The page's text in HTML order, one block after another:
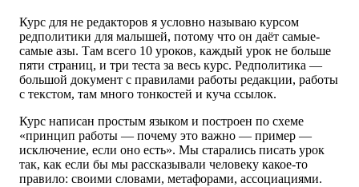
Курс для не редакторов я условно называю курсом
редполитики для малышей, потому что он даёт самые-
самые азы. Там всего 10 уроков, каждый урок не больше
пяти страниц, и три теста за весь курс. Редполитика —
большой документ с правилами работы редакции, работы
с текстом, там много тонкостей и куча ссылок.
Курс написан простым языком и построен по схеме
«принцип работы — почему это важно — пример —
исключение, если оно есть». Мы старались писать урок
так, как если бы мы рассказывали человеку какое-то
правило: своими словами, метафорами, ассоциациями.